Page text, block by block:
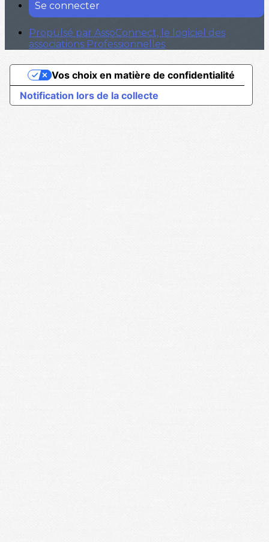
Se connecter
Propulsé par AssoConnect, le logiciel des
associations Professionnelles
Notification lors de la collecte
Vos choix en matière de confidentialité